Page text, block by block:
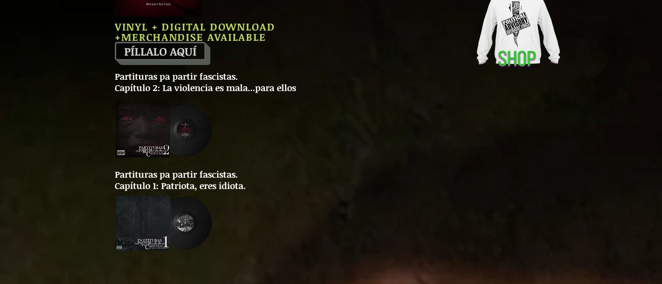
VINYL + DIGITAL DOWNLOAD
+MERCHANDISE AVAILABLE
PÍLLALO AQUÍ
Partituras pa partir fascistas.
Capítulo 2: La violencia es mala...para ellos
Partituras pa partir fascistas.
Capítulo 1: Patriota, eres idiota.